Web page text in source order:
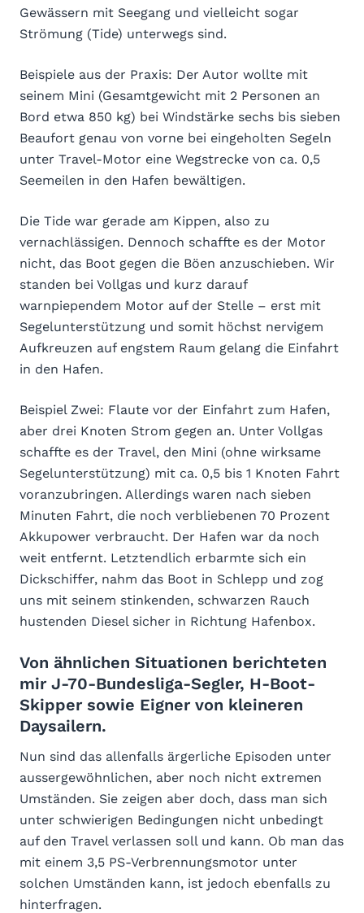
Gewässern mit Seegang und vielleicht sogar
Strömung (Tide) unterwegs sind.
Beispiele aus der Praxis: Der Autor wollte mit
seinem Mini (Gesamtgewicht mit 2 Personen an
Bord etwa 850 kg) bei Windstärke sechs bis sieben
Beaufort genau von vorne bei eingeholten Segeln
unter Travel-Motor eine Wegstrecke von ca. 0,5
Seemeilen in den Hafen bewältigen.
Die Tide war gerade am Kippen, also zu
vernachlässigen. Dennoch schaffte es der Motor
nicht, das Boot gegen die Böen anzuschieben. Wir
standen bei Vollgas und kurz darauf
warnpiependem Motor auf der Stelle – erst mit
Segelunterstützung und somit höchst nervigem
Aufkreuzen auf engstem Raum gelang die Einfahrt
in den Hafen.
Beispiel Zwei: Flaute vor der Einfahrt zum Hafen,
aber drei Knoten Strom gegen an. Unter Vollgas
schaffte es der Travel, den Mini (ohne wirksame
Segelunterstützung) mit ca. 0,5 bis 1 Knoten Fahrt
voranzubringen. Allerdings waren nach sieben
Minuten Fahrt, die noch verbliebenen 70 Prozent
Akkupower verbraucht. Der Hafen war da noch
weit entfernt. Letztendlich erbarmte sich ein
Dickschiffer, nahm das Boot in Schlepp und zog
uns mit seinem stinkenden, schwarzen Rauch
hustenden Diesel sicher in Richtung Hafenbox.
Von ähnlichen Situationen berichteten
mir J-70-Bundesliga-Segler, H-Boot-
Skipper sowie Eigner von kleineren
Daysailern.
Nun sind das allenfalls ärgerliche Episoden unter
aussergewöhnlichen, aber noch nicht extremen
Umständen. Sie zeigen aber doch, dass man sich
unter schwierigen Bedingungen nicht unbedingt
auf den Travel verlassen soll und kann. Ob man das
mit einem 3,5 PS-Verbrennungsmotor unter
solchen Umständen kann, ist jedoch ebenfalls zu
hinterfragen.